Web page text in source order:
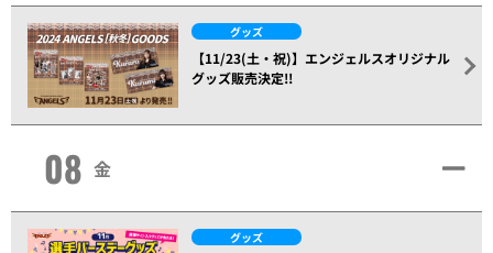
グッズ
【11/23(土・祝)】エンジェルスオリジナル
グッズ販売決定!!
08 金
グッズ